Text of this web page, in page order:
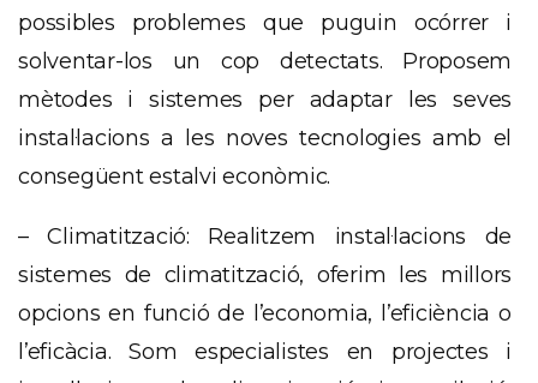
possibles problemes que puguin ocórrer i
solventar-los un cop detectats. Proposem
mètodes i sistemes per adaptar les seves
instal·lacions a les noves tecnologies amb el
consegüent estalvi econòmic.
– Climatització: Realitzem instal·lacions de
sistemes de climatització, oferim les millors
opcions en funció de l’economia, l’eficiència o
l’eficàcia. Som especialistes en projectes i